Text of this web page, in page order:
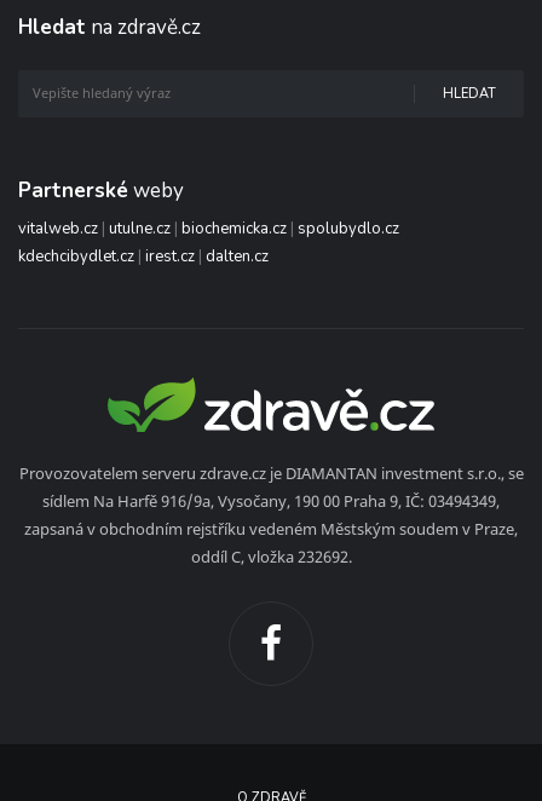
Hledat na zdravě.cz
HLEDAT
Partnerské weby
vitalweb.cz | utulne.cz | biochemicka.cz | spolubydlo.cz
kdechcibydlet.cz | irest.cz | dalten.cz
Provozovatelem serveru zdrave.cz je DIAMANTAN investment s.r.o., se
sídlem Na Harfě 916/9a, Vysočany, 190 00 Praha 9, IČ: 03494349,
zapsaná v obchodním rejstříku vedeném Městským soudem v Praze,
oddíl C, vložka 232692.